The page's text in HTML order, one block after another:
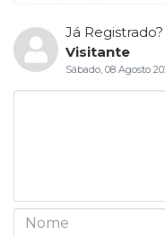
Já Registrado?
Visitante
Sábado, 08 Agosto